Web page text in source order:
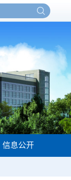
信息公开